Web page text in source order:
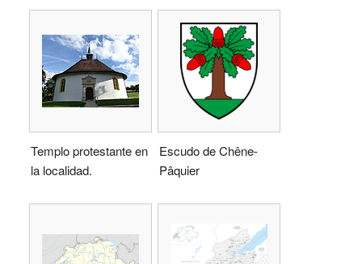
Templo protestante en
la localidad.
Escudo de Chêne-
Pâquier